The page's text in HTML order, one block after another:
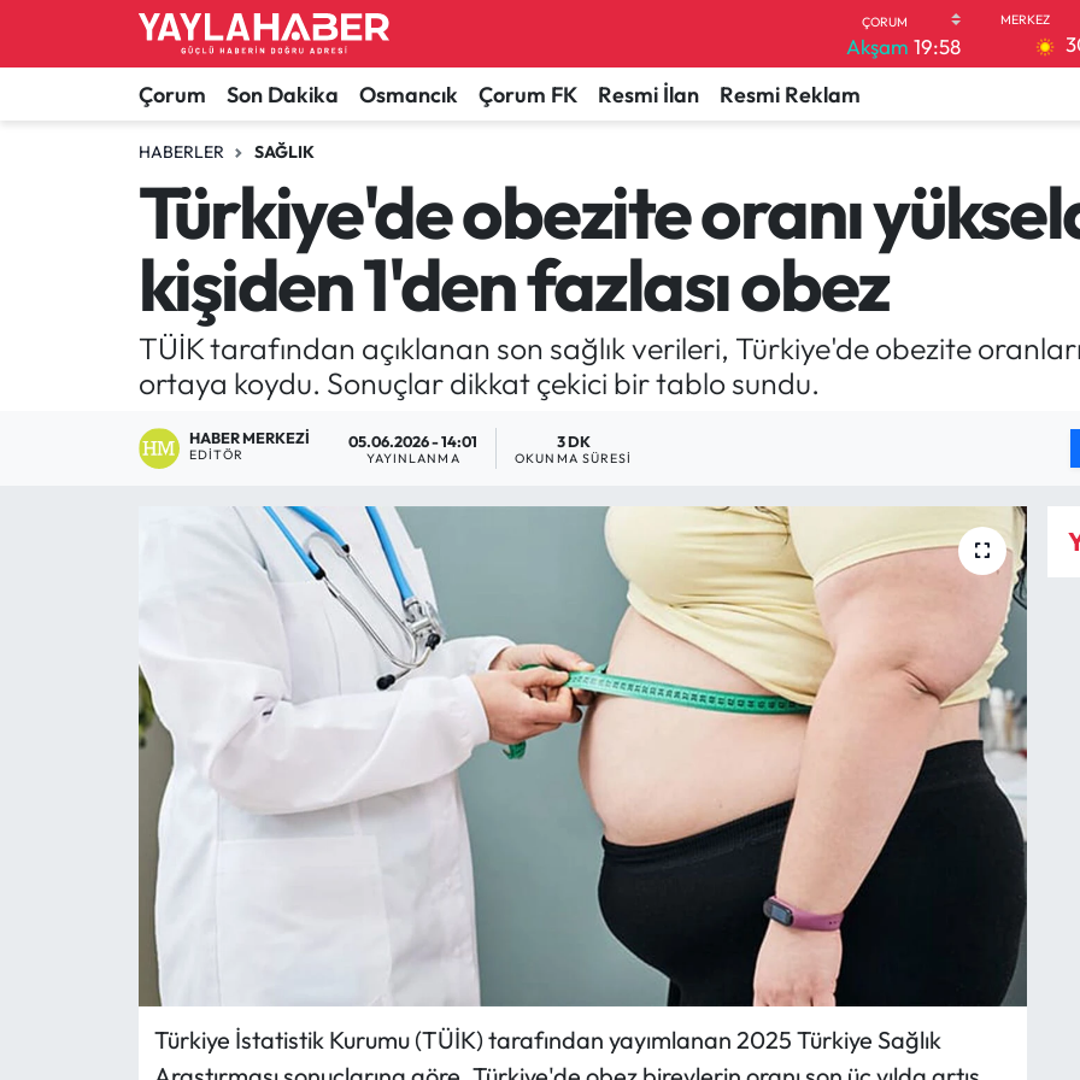
Akşam 19:58
Çorum Son Dakika Osmancık Çorum FK Resmi İlan Resmi Reklam
HABERLER SAĞLIK
Türkiye'de obezite oranı
kişiden 1'den fazlası obez
TÜİK tarafından açıklanan son sağlık verileri, Türkiye'de obezite
ortaya koydu. Sonuçlar dikkat çekici bir tablo sundu.
HABER MERKEZI
EDITÖR
05.06.2026 - 14:01
YAYINLANMA
3 DK
OKUNMA SÜRESI
Türkiye İstatistik Kurumu (TÜİK) tarafından yayımlanan 2025 Türkiye Sağlık
Alaca Haberleri
Bayat Haberleri
Bilgi - Keşfet Haberleri
Bilim ve Teknoloji
Boğazkale Haberleri
Çorum Haberleri
Çorum Son Dakika Haberleri
Dodurga Haberleri
İskilip Haberleri
Kargı Haberleri
Kültür Sanat
Laçin Haberleri
Çorum Nöbetçi Eczaneler
Çorum Hava Durumu
Çorum Namaz Vakitleri
Çorum Trafik Yoğunluk Haritası
TFF 1.Lig Puan Durumu ve Fikstür
Tüm Manşetler
Son Dakika Haberleri